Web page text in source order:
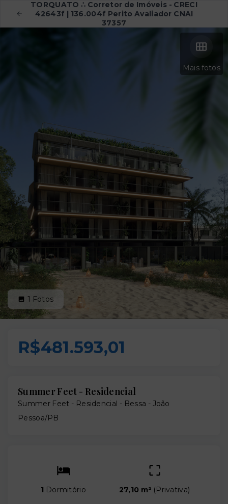
TORQUATO ∴ Corretor de Imóveis - CRECI
42643f | 136.004f Perito Avaliador CNAI
37357
Mais fotos
1 Fotos
R$481.593,01
Summer Feet - Residencial
Summer Feet - Residencial - Bessa - João
Pessoa/PB
1 Dormitório 27,10 m² (Privativa)